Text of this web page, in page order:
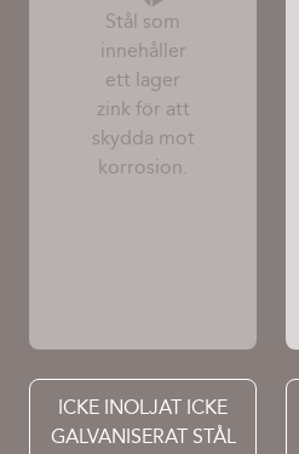
Stål som
innehåller
ett lager
zink för att
skydda mot
korrosion.
ICKE INOLJAT ICKE
GALVANISERAT STÅL